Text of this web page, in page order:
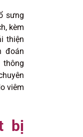
sưng
kèm
thiện
đoán
thông
viêm
bị